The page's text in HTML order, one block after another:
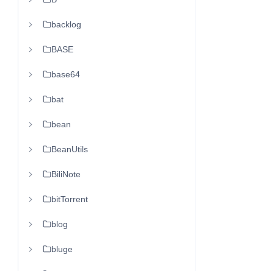
backlog
BASE
base64
bat
bean
BeanUtils
BiliNote
bitTorrent
blog
bluge